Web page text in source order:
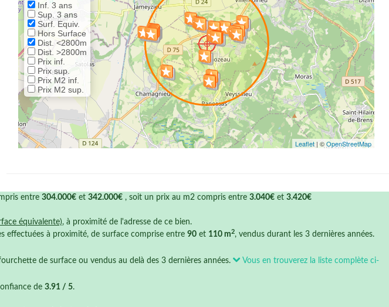
Inf. 3 ans
Sup. 3 ans
Surf. Equiv.
Hors Surface
Dist. <2800m
Dist. >2800m
Prix inf.
Prix sup.
Prix M2 inf.
Prix M2 sup.
Leaflet | ©OpenStreetMap
entre 304.000€ et 342.000€ , soit un prix au m2 compris entre 3.040€ et 3.420€
équivalente), à proximité de l'adresse de ce bien.
effectuées à proximité, de surface comprise entre 90 et 110 m2, vendus durant les 3 dernières années.
de surface ou vendus au delà des 3 dernières années.
Vous en trouverez la liste complète ci-
de 3.91 / 5.